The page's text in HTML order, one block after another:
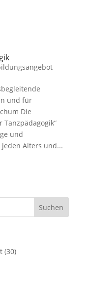
und für
Die
Tanzpädagogik“
und
Alters und...
(30)